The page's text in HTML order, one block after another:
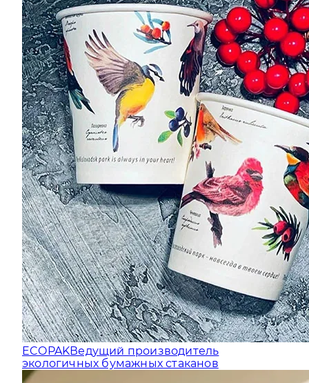
ECOPAKВедущий производитель
экологичных бумажных стаканов